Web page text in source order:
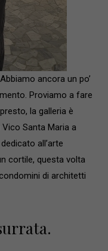
ancora un po’
Proviamo a fare
la galleria è
Santa Maria a
all’arte
cortile, questa volta
di architetti